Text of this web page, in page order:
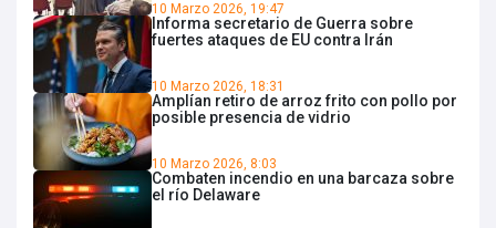
10 Marzo 2026, 19:47
Informa secretario de Guerra sobre
fuertes ataques de EU contra Irán
10 Marzo 2026, 18:31
Amplían retiro de arroz frito con pollo por
posible presencia de vidrio
10 Marzo 2026, 8:03
Combaten incendio en una barcaza sobre
el río Delaware